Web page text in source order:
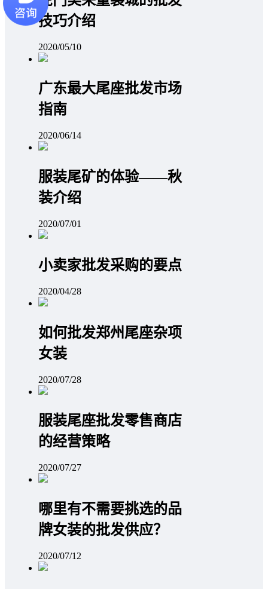
技巧介绍
2020/05/10
广东最大尾座批发市场
指南
2020/06/14
服装尾矿的体验——秋
装介绍
2020/07/01
小卖家批发采购的要点
2020/04/28
如何批发郑州尾座杂项
女装
2020/07/28
服装尾座批发零售商店
的经营策略
2020/07/27
哪里有不需要挑选的品
牌女装的批发供应？
2020/07/12